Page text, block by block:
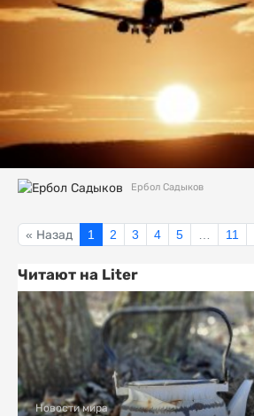
Ербол Садыков
« Назад 1 2 3 4 5 11
Читают на Liter
Новости мира